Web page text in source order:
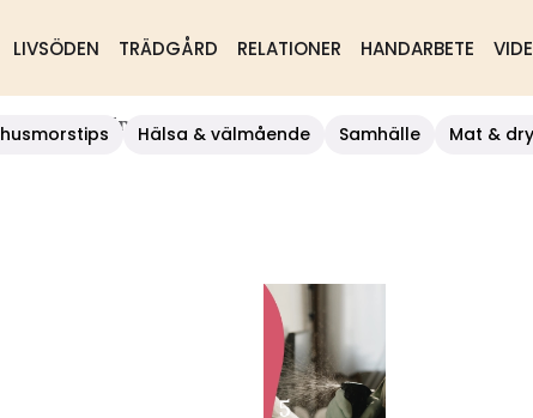
LIVSÖDEN TRÄDGÅRD RELATIONER HANDARBETE
husmorstips Hälsa & välmående Samhälle Mat &
Kanske Inte Visste Om Fisar